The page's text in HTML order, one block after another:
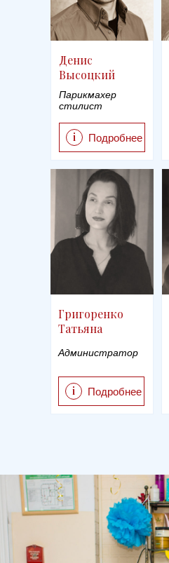
Подробнее
i
Денис
Высоцкий
Парикмахер
стилист
Подробнее
i
Григоренко
Татьяна
Администратор